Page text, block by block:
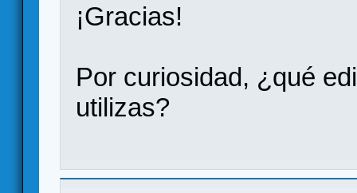
¡Gracias!
Por curiosidad, ¿qué
utilizas?